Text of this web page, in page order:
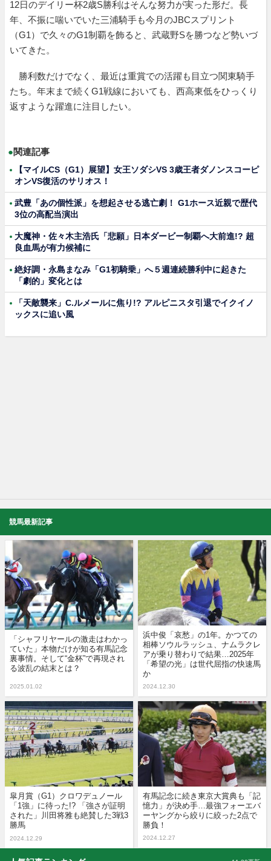
12日のデイリー杯2歳S勝利はそんな努力が実った形だ。長
年、不振に喘いでいた三浦騎手も今月のJBCスプリント
（G1）で久々のG1制覇を飾ると、武蔵野Sを勝つなど勢いづ
いてきた。
勝利数だけでなく、最近は重賞での活躍も目立つ関東騎手
たち。年末まで続くG1戦線においても、西高東低をひっくり
返すような躍進に注目したい。
●関連記事
【マイルCS（G1）展望】女王ソダシVS 3歳王者ダノンスコーピ
オンVS復活のサリオス！
武豊「あの個性派」を想起させる逃亡劇！ G1ホース近親で歴代
3位の高配当演出
大魔神・佐々木主浩氏「悲願」日本ダービー制覇へ大前進!? 超
良血馬が有力候補に
絶好調・永島まなみ「G1初騎乗」へ５週連続勝利中に起きた
「劇的」変化とは
「天敵襲来」C.ルメールに焦り!? アルピニスタ引退でイクイノ
ックスに追い風
競馬最新記事
「シャフリヤールの激走はわかっ
ていた」本物だけが知る有馬記念
裏事情。そして“金杯”で再現され
る波乱の結末とは？
2025.01.02
浜中俊「哀愁」の1年。かつての
相棒ソウルラッシュ、ナムラクレ
アが乗り替わりで結果…2025年
「希望の光」は世代屈指の快速馬
か
2024.12.30
皐月賞（G1）クロワデュノール
「1強」に待った!? 「強さが証明
された」川田将雅も絶賛した3戦3
勝馬
2024.12.29
有馬記念に続き東京大賞典も「記
憶力」が決め手…最強フォーエバ
ーヤングから絞りに絞った2点で
勝負！
2024.12.27